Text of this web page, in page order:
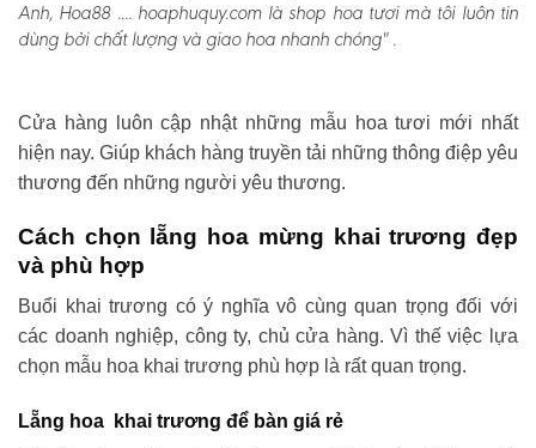
Anh, Hoa88 .... hoaphuquy.com là shop hoa tươi mà tôi luôn tin
dùng bởi chất lượng và giao hoa nhanh chóng" .
Cửa hàng luôn cập nhật những mẫu hoa tươi mới nhất
hiện nay. Giúp khách hàng truyền tải những thông điệp yêu
thương đến những người yêu thương.
Cách chọn lẵng hoa mừng khai trương đẹp
và phù hợp
Buổi khai trương có ý nghĩa vô cùng quan trọng đối với
các doanh nghiệp, công ty, chủ cửa hàng. Vì thế việc lựa
chọn mẫu hoa khai trương phù hợp là rất quan trọng.
Lẵng hoa khai trương để bàn giá rẻ